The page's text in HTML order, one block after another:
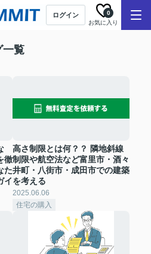
ログイン
お気に入り
0
一覧
徹
た
イ
高さ制限とは何？？ 隣地斜線
制限や航空法など富里市・酒々
井町・八街市・成田市での建築
を考える
2025.06.06
住宅の購入